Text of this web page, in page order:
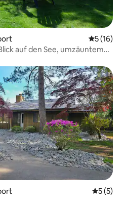
5 (16)
auf den See, umzäuntem
5 (5)